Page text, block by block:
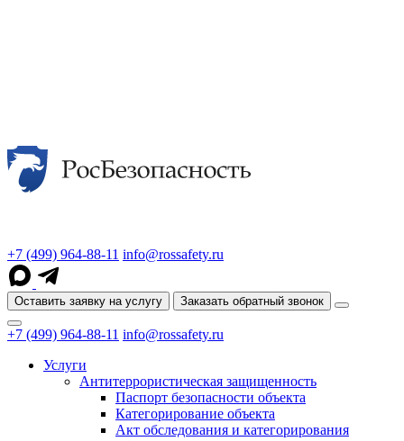
+7 (499) 964-88-11 info@rossafety.ru
Оставить заявку на услугу Заказать обратный звонок
+7 (499) 964-88-11 info@rossafety.ru
Услуги
Антитеррористическая защищенность
Паспорт безопасности объекта
Категорирование объекта
Акт обследования и категорирования